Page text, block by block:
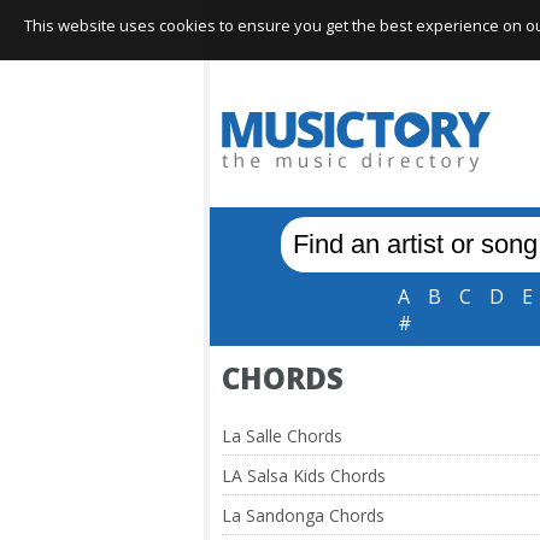
A B C D E
#
CHORDS
La Salle Chords
LA Salsa Kids Chords
La Sandonga Chords
This website uses cookies to ensure you get the best experience on